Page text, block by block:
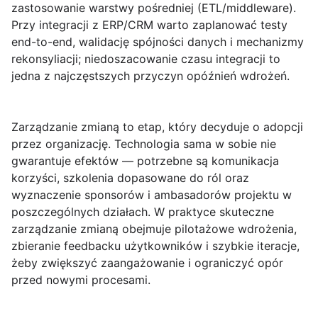
zastosowanie warstwy pośredniej (ETL/middleware).
Przy integracji z ERP/CRM warto zaplanować testy
end-to-end, walidację spójności danych i mechanizmy
rekonsyliacji; niedoszacowanie czasu integracji to
jedna z najczęstszych przyczyn opóźnień wdrożeń.
Zarządzanie zmianą to etap, który decyduje o adopcji
przez organizację. Technologia sama w sobie nie
gwarantuje efektów — potrzebne są komunikacja
korzyści, szkolenia dopasowane do ról oraz
wyznaczenie sponsorów i ambasadorów projektu w
poszczególnych działach. W praktyce skuteczne
zarządzanie zmianą obejmuje pilotażowe wdrożenia,
zbieranie feedbacku użytkowników i szybkie iteracje,
żeby zwiększyć zaangażowanie i ograniczyć opór
przed nowymi procesami.